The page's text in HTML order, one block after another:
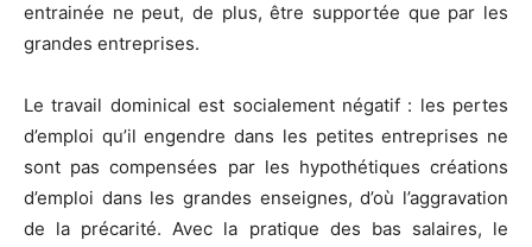
entrainée ne peut, de plus, être supportée que par les
grandes entreprises.
Le travail dominical est socialement négatif : les pertes
d’emploi qu’il engendre dans les petites entreprises ne
sont pas compensées par les hypothétiques créations
d’emploi dans les grandes enseignes, d’où l’aggravation
de la précarité. Avec la pratique des bas salaires, le